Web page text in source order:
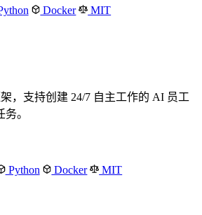
Docker MIT
，支持创建 24/7 自主工作的 AI 员工
。
Python Docker MIT